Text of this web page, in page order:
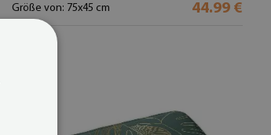
Größe von: 75x45 cm 44.99 €